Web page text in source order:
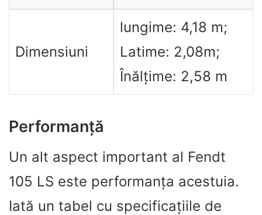
Dimensiuni
lungime: 4,18 m;
Latime: 2,08m;
Înălțime: 2,58 m
Performanță
Un alt aspect important al Fendt
105 LS este performanța acestuia.
Iată un tabel cu specificațiile de